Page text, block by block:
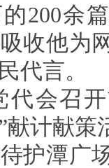
200余
收他为
代言。
代会召
献计献
护潭广